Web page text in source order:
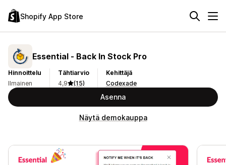
Shopify App Store
Essential ‑ Back In Stock Pro
Hinnoittelu
Ilmainen
Tähtiarvio
4,9
(15)
Kehittäjä
Codexade
Asenna
Näytä demokauppa